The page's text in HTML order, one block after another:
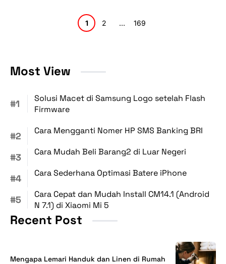
Halaman
1 Halaman
2 … Halaman
169
Most View
Solusi Macet di Samsung Logo setelah Flash
Firmware
Cara Mengganti Nomer HP SMS Banking BRI
Cara Mudah Beli Barang2 di Luar Negeri
Cara Sederhana Optimasi Batere iPhone
Cara Cepat dan Mudah Install CM14.1 (Android
N 7.1) di Xiaomi Mi 5
Recent Post
Mengapa Lemari Handuk dan Linen di Rumah